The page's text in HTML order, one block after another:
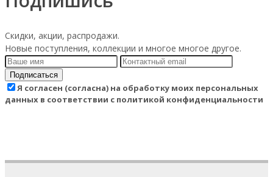
Скидки, акции, распродажи.
Новые поступления, коллекции и многое многое другое.
Подписаться
Я согласен (согласна) на обработку моих персональных
данных в соответствии с политикой конфиденциальности